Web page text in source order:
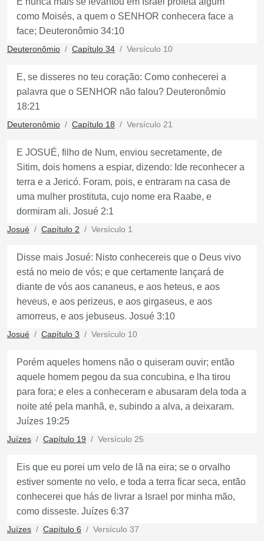
como Moisés, a quem o SENHOR conhecera face a
face; Deuteronômio 34:10
Deuteronômio Capítulo 34 Versículo 10
E, se disseres no teu coração: Como conhecerei a
palavra que o SENHOR não falou? Deuteronômio
18:21
Deuteronômio Capítulo 18 Versículo 21
E JOSUÉ, filho de Num, enviou secretamente, de
Sitim, dois homens a espiar, dizendo: Ide reconhecer a
terra e a Jericó. Foram, pois, e entraram na casa de
uma mulher prostituta, cujo nome era Raabe, e
dormiram ali. Josué 2:1
Josué Capítulo 2 Versículo 1
Disse mais Josué: Nisto conhecereis que o Deus vivo
está no meio de vós; e que certamente lançará de
diante de vós aos cananeus, e aos heteus, e aos
heveus, e aos perizeus, e aos girgaseus, e aos
amorreus, e aos jebuseus. Josué 3:10
Josué Capítulo 3 Versículo 10
Porém aqueles homens não o quiseram ouvir; então
aquele homem pegou da sua concubina, e lha tirou
para fora; e eles a conheceram e abusaram dela toda a
noite até pela manhã, e, subindo a alva, a deixaram.
Juízes 19:25
Juízes Capítulo 19 Versículo 25
Eis que eu porei um velo de lã na eira; se o orvalho
estiver somente no velo, e toda a terra ficar seca, então
conhecerei que hás de livrar a Israel por minha mão,
como disseste. Juízes 6:37
Juízes Capítulo 6 Versículo 37